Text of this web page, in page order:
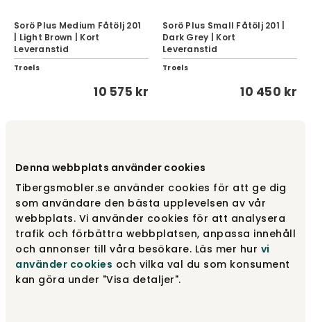
Denna webbplats använder cookies
Tibergsmobler.se använder cookies för att ge dig
som användare den bästa upplevelsen av vår
webbplats. Vi använder cookies för att analysera
trafik och förbättra webbplatsen, anpassa innehåll
och annonser till våra besökare. Läs mer hur vi
använder cookies och vilka val du som konsument
kan göra under "Visa detaljer".
Sorö Plus Medium Fåtölj 201
| Light Brown | Kort
Leveranstid
Troels
10 575 kr
Sorö Plus Small Fåtölj 201 |
Dark Grey | Kort
Leveranstid
Troels
10 450 kr
Sorö Plus Small Fåtölj 201 |
Light Brown | Kort